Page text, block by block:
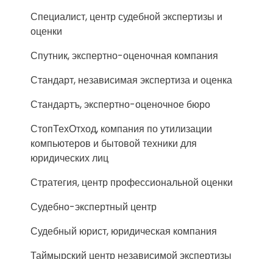
Специалист, центр судебной экспертизы и
оценки
Спутник, экспертно-оценочная компания
Стандарт, независимая экспертиза и оценка
Стандартъ, экспертно-оценочное бюро
СтопТехОтход, компания по утилизации
компьютеров и бытовой техники для
юридических лиц
Стратегия, центр профессиональной оценки
Судебно-экспертный центр
Судебный юрист, юридическая компания
Таймырский центр независимой экспертизы